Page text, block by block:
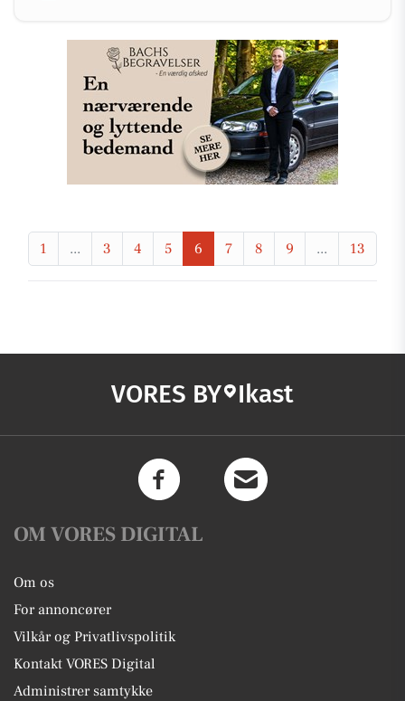
1 ... 3 4 5 6 7 8 9 ... 13
VORES BY Ikast
OM VORES DIGITAL
Om os
For annoncører
Vilkår og Privatlivspolitik
Kontakt VORES Digital
Administrer samtykke